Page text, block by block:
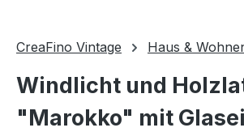
CreaFino Vintage Haus &
Windlicht und
"Marokko" mit